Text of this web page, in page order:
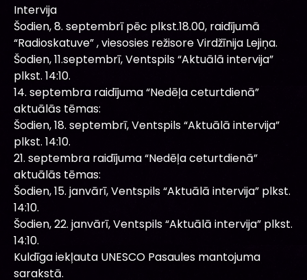
Intervija
Šodien, 8. septembrī pēc plkst.18.00, raidījumā
“Radioskatuve” , viesosies režisore Virdžīnija Lejiņa.
Šodien, 11.septembrī, Ventspils “Aktuālā intervija”
plkst. 14:10.
14. septembra raidījuma “Nedēļa ceturtdienā”
aktuālās tēmas:
Šodien, 18. septembrī, Ventspils “Aktuālā intervija”
plkst. 14:10.
21. septembra raidījuma “Nedēļa ceturtdienā”
aktuālās tēmas:
Šodien, 15. janvārī, Ventspils “Aktuālā intervija” plkst.
14:10.
Šodien, 22. janvārī, Ventspils “Aktuālā intervija” plkst.
14:10.
Kuldīga iekļauta UNESCO Pasaules mantojuma
sarakstā.